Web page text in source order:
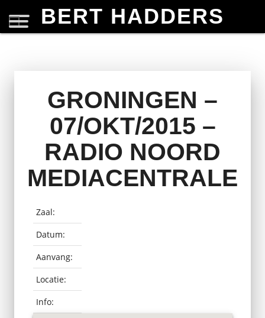
BERT HADDERS
GRONINGEN –
07/OKT/2015 –
RADIO NOORD
MEDIACENTRALE
Zaal:
Datum:
Aanvang:
Locatie:
Info: